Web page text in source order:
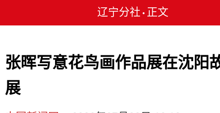
辽宁分社 • 正文
张晖写意花鸟画作品展在沈阳
展